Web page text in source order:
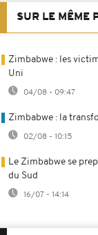
SUR LE MÊME
Zimbabwe : les
Uni
04/08 - 09:47
Zimbabwe : la
02/08 - 10:15
Le Zimbabwe se
du Sud
16/07 - 14:14